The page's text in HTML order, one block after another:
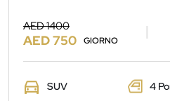
AED 1400
AED 750 GIORNO
SUV 4